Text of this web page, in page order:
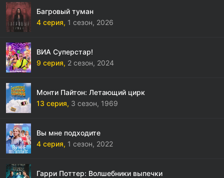
Багровый туман
4 серия, 1 сезон, 2026
ВИА Суперстар!
9 серия, 2 сезон, 2024
Монти Пайтон: Летающий цирк
13 серия, 3 сезон, 1969
Вы мне подходите
4 серия, 1 сезон, 2022
Гарри Поттер: Волшебники выпечки